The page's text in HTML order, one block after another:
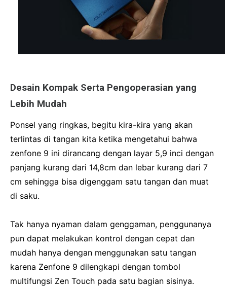
Desain Kompak Serta Pengoperasian yang
Lebih Mudah
Ponsel yang ringkas, begitu kira-kira yang akan
terlintas di tangan kita ketika mengetahui bahwa
zenfone 9 ini dirancang dengan layar 5,9 inci dengan
panjang kurang dari 14,8cm dan lebar kurang dari 7
cm sehingga bisa digenggam satu tangan dan muat
di saku.
Tak hanya nyaman dalam genggaman, penggunanya
pun dapat melakukan kontrol dengan cepat dan
mudah hanya dengan menggunakan satu tangan
karena Zenfone 9 dilengkapi dengan tombol
multifungsi Zen Touch pada satu bagian sisinya.